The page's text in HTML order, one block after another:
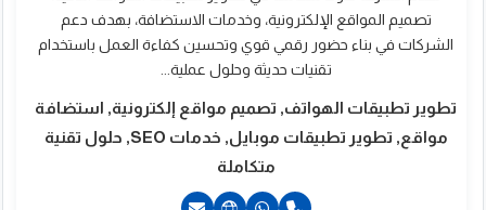
تايم كود
تصميم المواقع الإلكترونية، وخدمات الاستضافة، بهدف دعم
الشركات في بناء حضور رقمي قوي وتحسين كفاءة العمل باستخدام
تقنيات حديثة وحلول عملية...
تطوير تطبيقات الهواتف, تصميم مواقع إلكترونية, استضافة
مواقع, تطوير تطبيقات موبايل, خدمات SEO, حلول تقنية
متكاملة